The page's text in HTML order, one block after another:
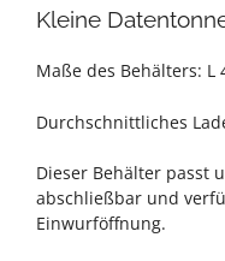
Kleine
Maße des Behälters: L
Durchschnittliches
Dieser Behälter passt
abschließbar und
Einwurföffnung.